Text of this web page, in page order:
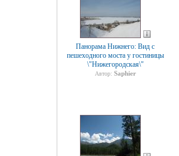
Панорама Нижнего: Вид с
пешеходного моста у гостиницы
\"Нижегородская\"
Автор: Saphier